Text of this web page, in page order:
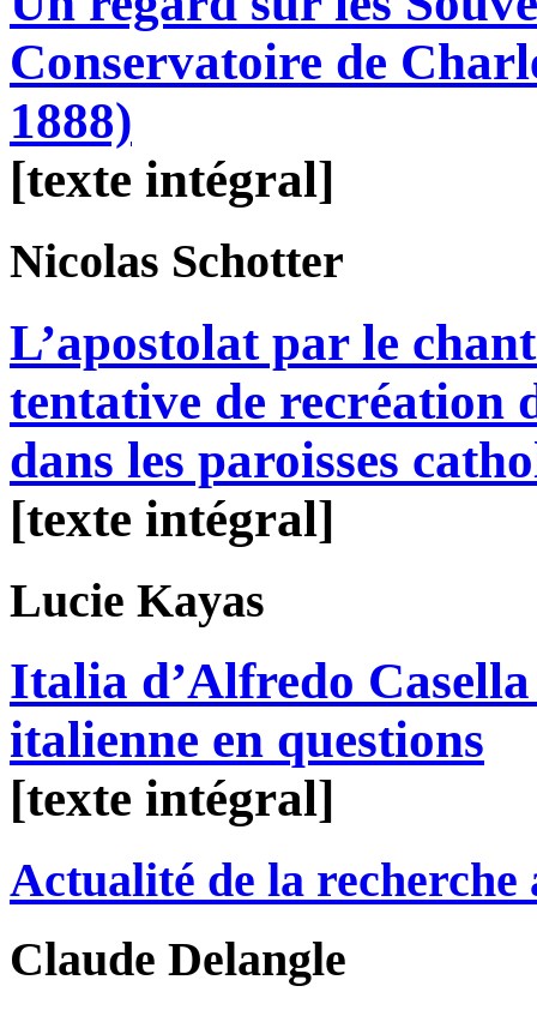
Conservatoire de
1888)
[texte intégral]
Nicolas Schotter
L’apostolat par le
tentative de recréation
dans les paroisses
[texte intégral]
Lucie Kayas
Italia d’Alfredo
italienne en questions
[texte intégral]
Actualité de la recherche
Claude Delangle